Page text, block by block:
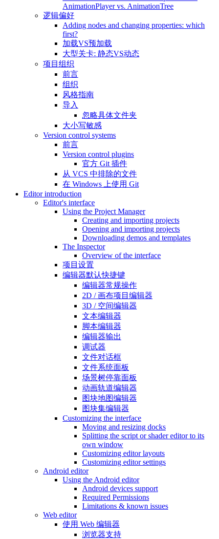
AnimationPlayer vs. AnimationTree
逻辑偏好
Adding nodes and changing properties: which
first?
加载VS预加载
大型关卡: 静态VS动态
项目组织
前言
组织
风格指南
导入
忽略具体文件夹
大小写敏感
Version control systems
前言
Version control plugins
官方 Git 插件
从 VCS 中排除的文件
在 Windows 上使用 Git
Editor introduction
Editor's interface
Using the Project Manager
Creating and importing projects
Opening and importing projects
Downloading demos and templates
The Inspector
Overview of the interface
项目设置
编辑器默认快捷键
编辑器常规操作
2D / 画布项目编辑器
3D / 空间编辑器
文本编辑器
脚本编辑器
编辑器输出
调试器
文件对话框
文件系统面板
场景树停靠面板
动画轨道编辑器
图块地图编辑器
图块集编辑器
Customizing the interface
Moving and resizing docks
Splitting the script or shader editor to its
own window
Customizing editor layouts
Customizing editor settings
Android editor
Using the Android editor
Android devices support
Required Permissions
Limitations & known issues
Web editor
使用 Web 编辑器
浏览器支持